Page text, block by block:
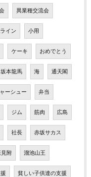
異業種交流会
イン 小用
ケーキ おめでとう
坂本龍馬 海 通天閣
ーシュー 弁当
ジム 筋肉 広島
社長 赤坂サカス
附 溜池山王
貧しい子供達の支援